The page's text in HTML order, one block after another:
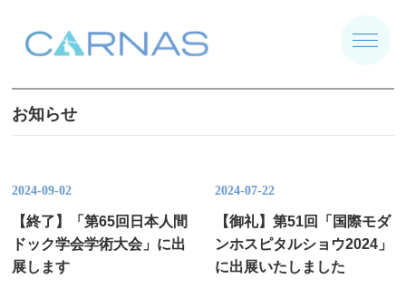
お知らせ
2024-09-02
【終了】「第65回日本人間
ドック学会学術大会」に出
展します
2024-07-22
【御礼】第51回「国際モダ
ンホスピタルショウ2024」
に出展いたしました